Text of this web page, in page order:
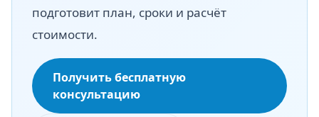
подготовит план, сроки и расчёт
стоимости.
Получить бесплатную
консультацию